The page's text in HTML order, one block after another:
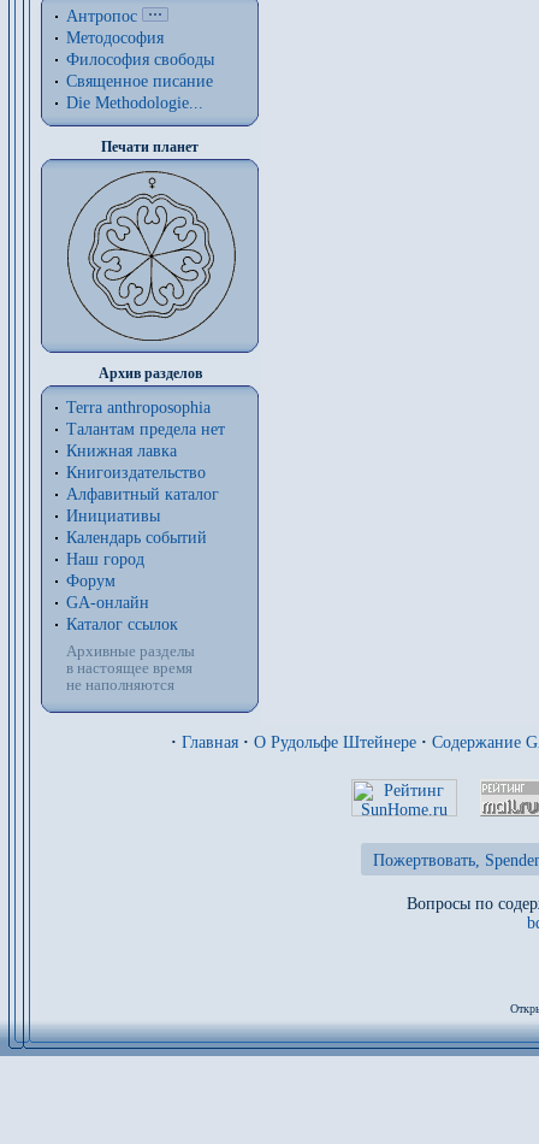
Антропос
Методософия
Философия cвободы
Священное писание
Die Methodologie...
Печати планет
Архив разделов
Terra anthroposophia
Талантам предела нет
Книжная лавка
Книгоиздательство
Алфавитный каталог
Инициативы
Календарь событий
Наш город
Форум
GA-онлайн
Каталог ссылок
Архивные разделы
в настоящее время
не наполняются
· Главная · О Рудольфе Штейнере · Содержание
Пожертвовать,
Вопросы по